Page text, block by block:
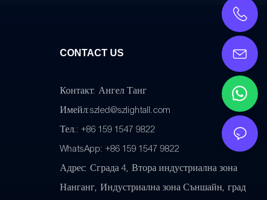
CONTACT US
Контакт: Ангел Танг
Имейл:szled@szlightall.com
Тел.: +86 159 1547 9822
WhatsApp: +86 159 1547 9822
Адрес: Сграда 4, Втора индустриална зона
Нанганг, Индустриална зона Съншайн, град